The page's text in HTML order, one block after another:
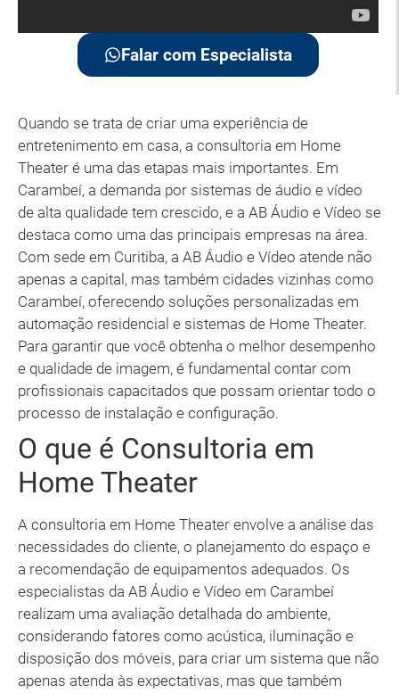
Falar com Especialista
Quando se trata de criar uma experiência de
entretenimento em casa, a consultoria em Home
Theater é uma das etapas mais importantes. Em
Carambeí, a demanda por sistemas de áudio e vídeo
de alta qualidade tem crescido, e a AB Áudio e Vídeo se
destaca como uma das principais empresas na área.
Com sede em Curitiba, a AB Áudio e Vídeo atende não
apenas a capital, mas também cidades vizinhas como
Carambeí, oferecendo soluções personalizadas em
automação residencial e sistemas de Home Theater.
Para garantir que você obtenha o melhor desempenho
e qualidade de imagem, é fundamental contar com
profissionais capacitados que possam orientar todo o
processo de instalação e configuração.
O que é Consultoria em
Home Theater
A consultoria em Home Theater envolve a análise das
necessidades do cliente, o planejamento do espaço e
a recomendação de equipamentos adequados. Os
especialistas da AB Áudio e Vídeo em Carambeí
realizam uma avaliação detalhada do ambiente,
considerando fatores como acústica, iluminação e
disposição dos móveis, para criar um sistema que não
apenas atenda às expectativas, mas que também